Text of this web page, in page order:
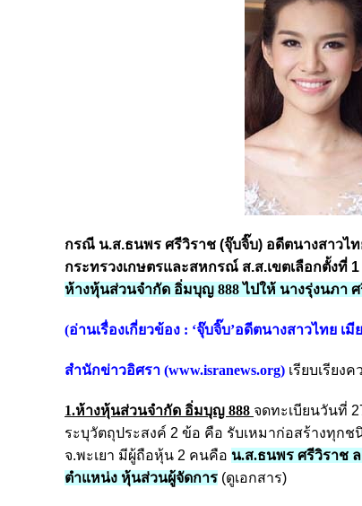
กรณี น.ส.ธนพร ศรีวิราช (จุ๊บจิ๊บ) อดีตนางสาวไ
กระทรวงเกษตรและสหกรณ์ ส.ส.เขตเลือกตั้งที่
ห้างหุ้นส่วนจำกัด อิ่มบุญ 888 ไปให้ นางรุ่งนภา
(อ่านเรื่องเกี่ยวข้อง : ‘จุ๊บจิ๊บ’อดีตนางสาวไทย เ
สำนักข่าวอิศรา (www.isranews.org) เรียบเรียง
1.ห้างหุ้นส่วนจำกัด อิ่มบุญ 888 จดทะเบียนวันที่
ระบุวัตถุประสงค์ 2 ข้อ คือ รับเหมาก่อสร้างทุก
จ.พะเยา มีผู้ถือหุ้น 2 คนคือ น.ส.ธนพร ศรีวิราช ล
ตำแหน่ง หุ้นส่วนผู้จัดการ (ดูเอกสาร)